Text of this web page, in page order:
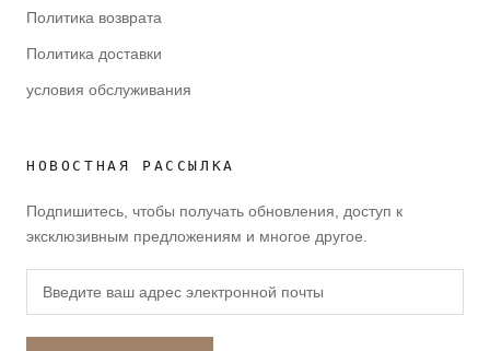
Политика возврата
Политика доставки
условия обслуживания
НОВОСТНАЯ РАССЫЛКА
Подпишитесь, чтобы получать обновления, доступ к
эксклюзивным предложениям и многое другое.